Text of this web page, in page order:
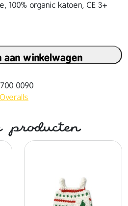
100% organic katoen, CE 3+
aan winkelwagen
0090
Overalls
producten